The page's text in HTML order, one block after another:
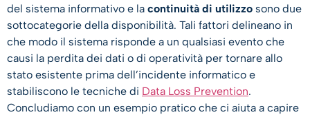
del sistema informativo e la continuità di utilizzo sono due
sottocategorie della disponibilità. Tali fattori delineano in
che modo il sistema risponde a un qualsiasi evento che
causi la perdita dei dati o di operatività per tornare allo
stato esistente prima dell’incidente informatico e
stabiliscono le tecniche di Data Loss Prevention.
Concludiamo con un esempio pratico che ci aiuta a capire